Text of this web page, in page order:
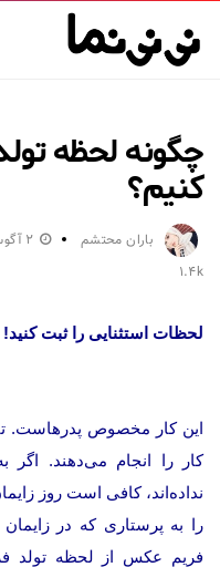
چگونه لحظه
کنیم؟
باران محتشم 2 آگوست 2015
1.4k
لحظات استثنایی را ثبت کنید!
این کار مخصوص پدرهاست.
کار را انجام می‌دهند. اگر
نداده‌اند، کافی است روز
را به پرستاری که در
فریم عکس از لحظه تولد